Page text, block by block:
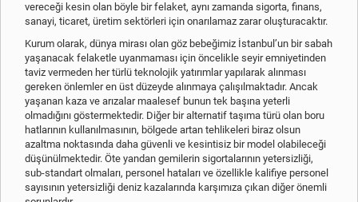
vereceği kesin olan böyle bir felaket, aynı zamanda sigorta, finans,
sanayi, ticaret, üretim sektörleri için onarılamaz zarar oluşturacaktır.
Kurum olarak, dünya mirası olan göz bebeğimiz İstanbul’un bir sabah
yaşanacak felaketle uyanmaması için öncelikle seyir emniyetinden
taviz vermeden her türlü teknolojik yatırımlar yapılarak alınması
gereken önlemler en üst düzeyde alınmaya çalışılmaktadır. Ancak
yaşanan kaza ve arızalar maalesef bunun tek başına yeterli
olmadığını göstermektedir. Diğer bir alternatif taşıma türü olan boru
hatlarının kullanılmasının, bölgede artan tehlikeleri biraz olsun
azaltma noktasında daha güvenli ve kesintisiz bir model olabileceği
düşünülmektedir. Öte yandan gemilerin sigortalarının yetersizliği,
sub-standart olmaları, personel hataları ve özellikle kalifiye personel
sayısının yetersizliği deniz kazalarında karşımıza çıkan diğer önemli